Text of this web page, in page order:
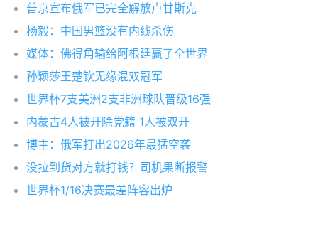
普京宣布俄军已完全解放卢甘斯克
杨毅：中国男篮没有内线杀伤
媒体：佛得角输给阿根廷赢了全世界
孙颖莎王楚钦无缘混双冠军
世界杯7支美洲2支非洲球队晋级16强
内蒙古4人被开除党籍 1人被双开
博主：俄军打出2026年最猛空袭
没拉到货对方就打钱？司机果断报警
世界杯1/16决赛最差阵容出炉